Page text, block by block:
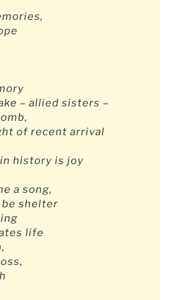
– allied sisters –
of recent arrival
history is joy
a song,
be shelter
life